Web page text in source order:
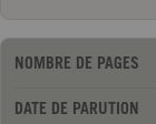
NOMBRE DE PAGES
DATE DE PARUTION